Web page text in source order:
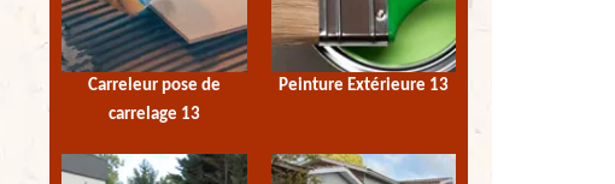
Carreleur pose de
carrelage 13
Peinture Extérieure 13